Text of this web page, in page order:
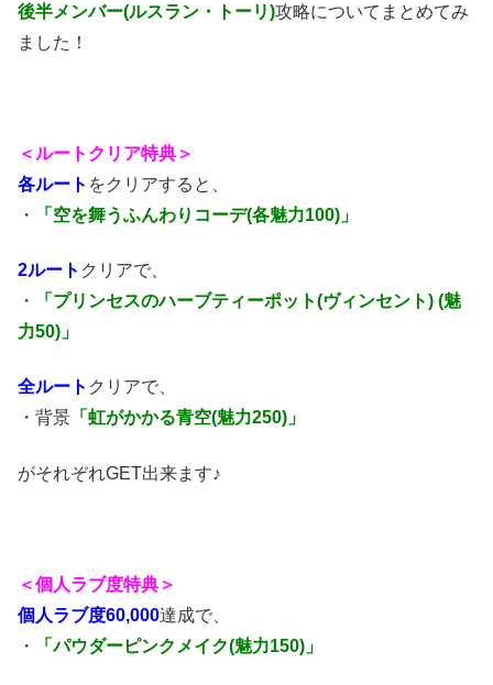
後半メンバー(ルスラン・トーリ)攻略についてまとめてみ
ました！
＜ルートクリア特典＞
各ルート をクリアすると、
・
「空を舞うふんわりコーデ(各魅力100)」
2ルート クリアで、
・
「プリンセスのハーブティーポット(ヴィンセント) (魅
力50)」
全ルート クリアで、
・背景 「虹がかかる青空(魅力250)」
がそれぞれGET出来ます♪
＜個人ラブ度特典＞
個人ラブ度60,000達成で、
・
「パウダーピンクメイク(魅力150)」